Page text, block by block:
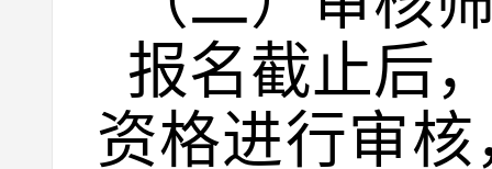
报名截止后
资格进行审